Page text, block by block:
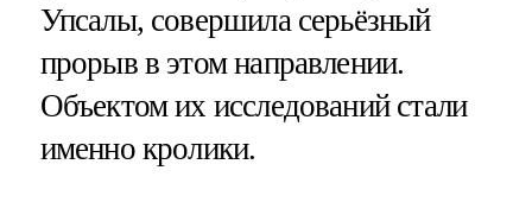
Упсалы, совершила серьёзный
прорыв в этом направлении.
Объектом их исследований стали
именно кролики.